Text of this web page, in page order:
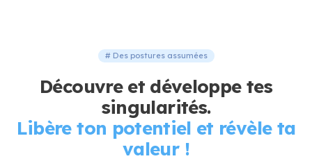
# Des postures assumées
Découvre et développe tes
singularités.
Libère ton potentiel et révèle ta
valeur !